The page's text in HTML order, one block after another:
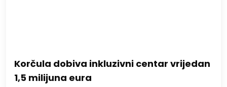
Korčula dobiva inkluzivni centar vrijedan
1,5 milijuna eura